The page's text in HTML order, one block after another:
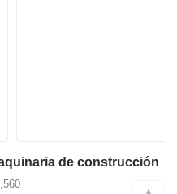
de construcción